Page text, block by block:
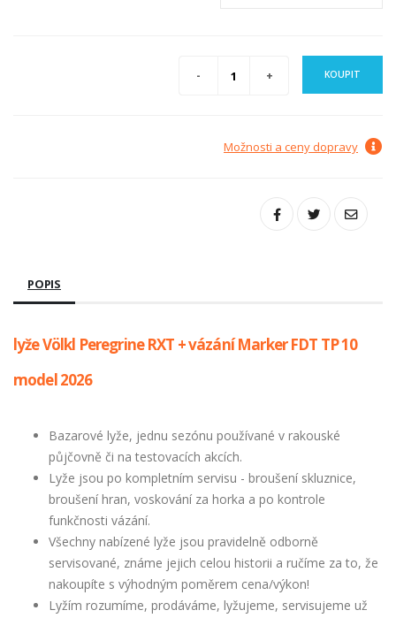
KOUPIT
Možnosti a ceny dopravy
POPIS
lyže Völkl Peregrine RXT + vázání Marker FDT TP 10
model 2026
Bazarové lyže, jednu sezónu používané v rakouské
půjčovně či na testovacích akcích.
Lyže jsou po kompletním servisu - broušení skluznice,
broušení hran, voskování za horka a po kontrole
funkčnosti vázání.
Všechny nabízené lyže jsou pravidelně odborně
servisované, známe jejich celou historii a ručíme za to, že
nakoupíte s výhodným poměrem cena/výkon!
Lyžím rozumíme, prodáváme, lyžujeme, servisujeme už